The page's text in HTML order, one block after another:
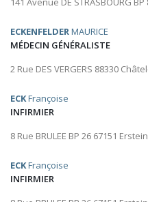
ECKENFELDERMAURICE
MÉDECIN GÉNÉRALISTE
2 Rue DES VERGERS 88330
ECKFrançoise
INFIRMIER
8 Rue BRULEE BP 26 67151 Erstein
ECKFrançoise
INFIRMIER